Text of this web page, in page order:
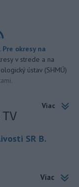
okresy na
v strede a na
ústav (SHMÚ)
Viac
SR B.
Viac